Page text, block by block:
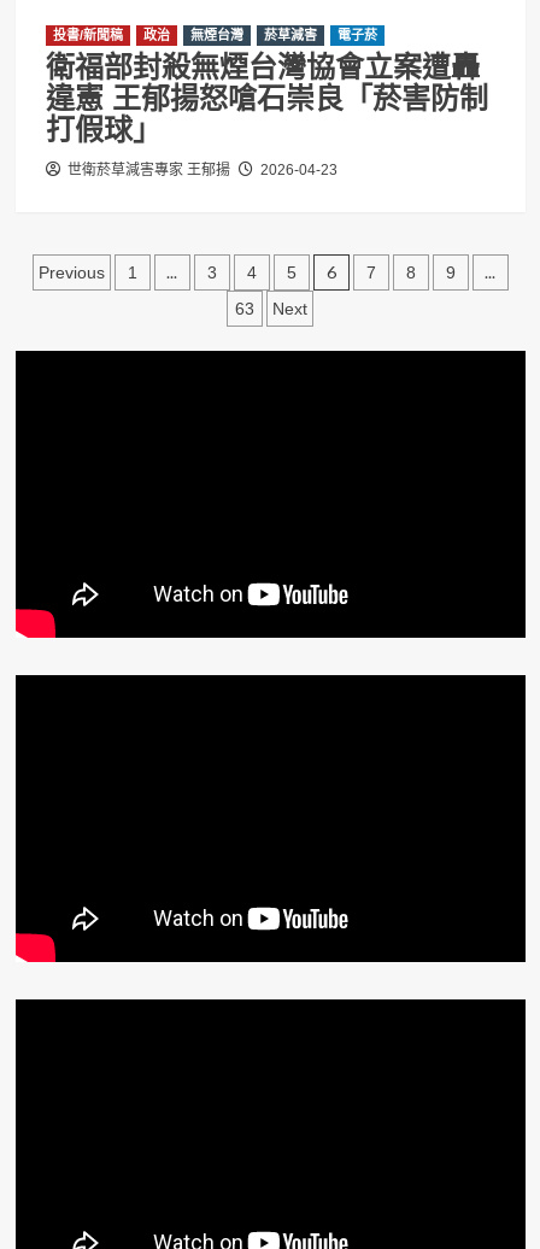
投書/新聞稿 政治 無煙台灣 菸草減害 電子菸
衛福部封殺無煙台灣協會立案遭轟
違憲 王郁揚怒嗆石崇良「菸害防制
打假球」
世衛菸草減害專家 王郁揚 2026-04-23
文
分
Previous 1 ... 3 4 5 6 7 8 9 ...
63 Next